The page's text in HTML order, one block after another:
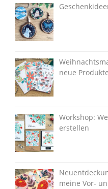
neue Produkte
Workshop:
erstellen
meine Vor-